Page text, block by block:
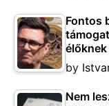
Fontos
élőknek
by
Nem